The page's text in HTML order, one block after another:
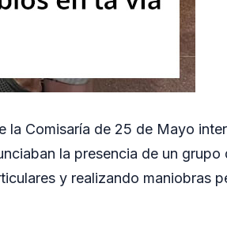
la Comisaría de 25 de Mayo
la presencia de un grupo
y realizando maniobras